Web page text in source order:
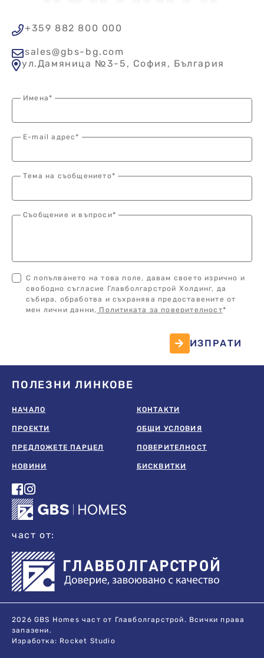
+359 882 800 000
sales@gbs-bg.com
ул.Дамяница №3-5, София, България
Имена*
E-mail адрес*
Тема на съобщението*
Съобщение и въпроси*
С попълването на това поле, давам своето изрично и
свободно съгласие Главболгарстрой Холдинг, да
събира, обработва и съхранява предоставените от
мен лични данни,Политиката за поверителност*
ИЗПРАТИ
ПОЛЕЗНИ ЛИНКОВЕ
НАЧАЛО
ПРОЕКТИ
ПРЕДЛОЖЕТЕ ПАРЦЕЛ
НОВИНИ
КОНТАКТИ
ОБЩИ УСЛОВИЯ
ПОВЕРИТЕЛНОСТ
БИСКВИТКИ
част от:
2026 GBS Homes част от Главболгарстрой. Всички права
запазени.
Изработка: Rocket Studio